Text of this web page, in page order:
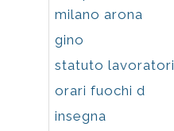
milano arona
gino
statuto lavoratori
orari fuochi d
insegna